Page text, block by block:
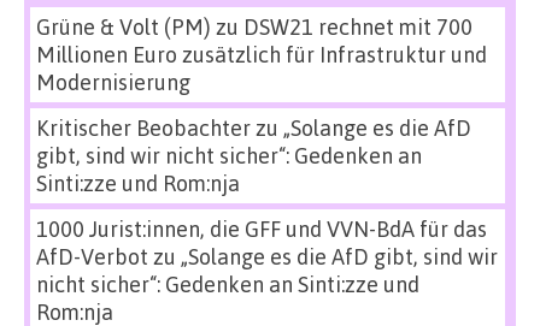
Grüne & Volt (PM) zu DSW21 rechnet mit 700
Millionen Euro zusätzlich für Infrastruktur und
Modernisierung
Kritischer Beobachterzu „Solange es die AfD
gibt, sind wir nicht sicher“: Gedenken an
Sinti:zze und Rom:nja
1000 Jurist:innen, die GFF und VVN-BdA für das
AfD-Verbot zu „Solange es die AfD gibt, sind wir
nicht sicher“: Gedenken an Sinti:zze und
Rom:nja